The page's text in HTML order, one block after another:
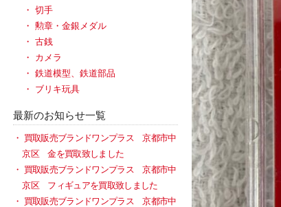
切手
勲章・金銀メダル
古銭
カメラ
鉄道模型、鉄道部品
ブリキ玩具
最新のお知らせ一覧
買取販売ブランドワンプラス 京都市中
京区 金を買取致しました
買取販売ブランドワンプラス 京都市中
京区 フィギュアを買取致しました
買取販売ブランドワンプラス 京都市中